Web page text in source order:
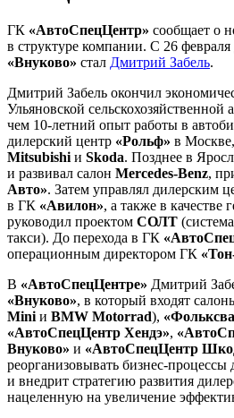
ГК «АвтоСпецЦентр» сообщает о
в структуре компании. С 26
«Внуково» стал Дмитрий Забель.
Дмитрий Забель окончил
Ульяновской
чем 10-летний опыт работы в
дилерский центр «Рольф» в
Mitsubishi и Skoda. Позднее в
и развивал салон Mercedes-Benz,
Авто». Затем управлял дилерским
в ГК «Авилон», а также в качестве
руководил проектом СОЛТ
такси). До перехода в ГК
операционным директором ГК
В «АвтоСпецЦентре» Дмитрий
«Внуково», в который входят
Mini и BMW Motorrad),
«АвтоСпецЦентр Хендэ»,
Внуково» и «АвтоСпецЦентр
реорганизовывать бизнес-процессы
и внедрит стратегию развития
нацеленную на увеличение